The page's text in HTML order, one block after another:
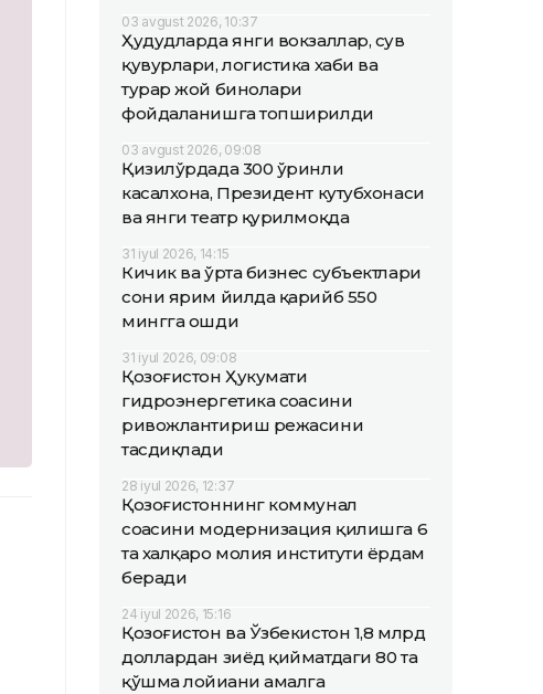
03 avgust 2026, 10:37
Ҳудудларда янги вокзаллар, сув
қувурлари, логистика хаби ва
турар жой бинолари
фойдаланишга топширилди
03 avgust 2026, 09:08
Қизилўрдада 300 ўринли
касалхона, Президент кутубхонаси
ва янги театр қурилмоқда
31 iyul 2026, 14:15
Кичик ва ўрта бизнес субъектлари
сони ярим йилда қарийб 550
мингга ошди
31 iyul 2026, 09:08
Қозоғистон Ҳукумати
гидроэнергетика соҳасини
ривожлантириш режасини
тасдиқлади
28 iyul 2026, 12:37
Қозоғистоннинг коммунал
соҳасини модернизация қилишга 6
та халқаро молия институти ёрдам
беради
24 iyul 2026, 15:16
Қозоғистон ва Ўзбекистон 1,8 млрд
доллардан зиёд қийматдаги 80 та
қўшма лойиҳани амалга